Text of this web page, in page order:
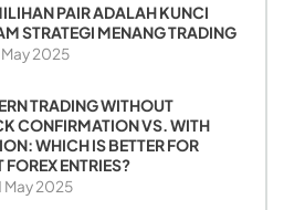
PAIR ADALAH KUNCI
STRATEGI MENANG TRADING
May 2025
TRADING WITHOUT
CONFIRMATION VS. WITH
WHICH IS BETTER FOR
ENTRIES?
May 2025